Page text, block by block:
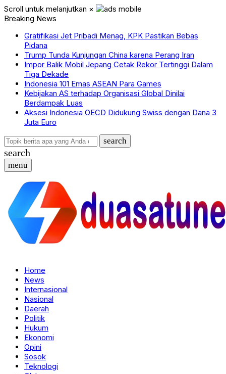
Scroll untuk melanjutkan ×
Breaking News
Gratifikasi Jet Pribadi Menag, KPK Pastikan Bebas
Pidana
Trump Tunda Kunjungan China karena Perang Iran
Impor Balik Mobil Jepang Cetak Rekor Tertinggi Dalam
Tiga Dekade
Indonesia 101 Emas ASEAN Para Games
Kebijakan AS terhadap Organisasi Global Dinilai
Berdampak Luas
Aksesi Indonesia OECD Didukung Swiss dengan Dana 3
Juta Euro
search
search
menu
Home
News
Internasional
Nasional
Daerah
Politik
Hukum
Ekonomi
Opini
Sosok
Teknologi